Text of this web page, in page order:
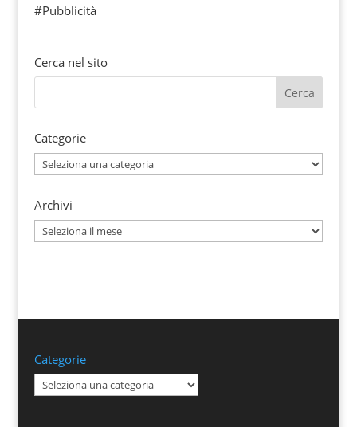
#Pubblicità
Cerca nel sito
Categorie
Categorie
Archivi
Archivi
Categorie
Categorie